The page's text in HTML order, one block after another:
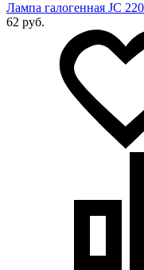
Лампа галогенная JC
62 руб.